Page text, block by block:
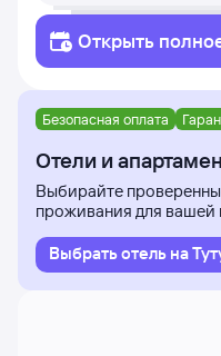
Открыть
рг
Густавия
Безопасная оплата
Отели и
Выбирайте
проживания для вашей
Выбрать отель на